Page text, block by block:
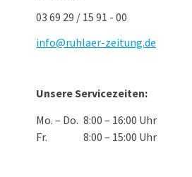
03 69 29 / 15 91 - 00
info@ruhlaer-zeitung.de
Unsere Servicezeiten:
Mo. – Do. 8:00 – 16:00 Uhr
Fr.
8:00 – 15:00 Uhr